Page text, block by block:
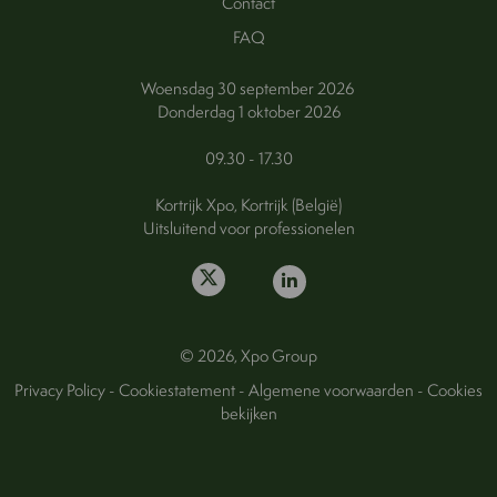
FAQ
Woensdag 30 september 2026
Donderdag 1 oktober 2026
09.30 - 17.30
Kortrijk Xpo, Kortrijk (België)
Uitsluitend voor professionelen
© 2026, Xpo Group
Privacy Policy-Cookiestatement-Algemene voorwaarden -Cookies
bekijken